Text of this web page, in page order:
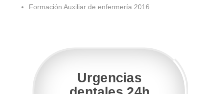
Formación Auxiliar de enfermería 2016
Urgencias